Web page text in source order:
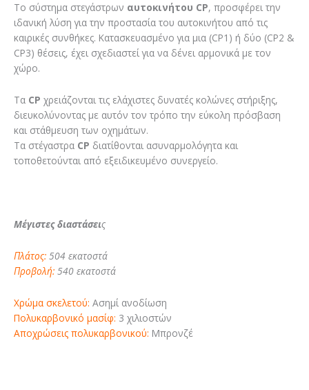
To σύστημα στεγάστρων αυτοκινήτου CP, προσφέρει την
ιδανική λύση για την προστασία του αυτοκινήτου από τις
καιρικές συνθήκες. Κατασκευασμένο για μια (CP1) ή δύο (CP2 &
CP3) θέσεις, έχει σχεδιαστεί για να δένει αρμονικά με τον
χώρο.
Τα CP χρειάζονται τις ελάχιστες δυνατές κολώνες στήριξης,
διευκολύνοντας με αυτόν τον τρόπο την εύκολη πρόσβαση
και στάθμευση των οχημάτων.
Τα στέγαστρα CP διατίθονται ασυναρμολόγητα και
τοποθετούνται από εξειδικευμένο συνεργείο.
Mέγιστες διαστάσεις
Πλάτος: 504 εκατοστά
Προβολή: 540 εκατοστά
Χρώμα σκελετού: Ασημί ανοδίωση
Πολυκαρβονικό μασίφ: 3 χιλιοστών
Αποχρώσεις πολυκαρβονικού: Μπρονζέ